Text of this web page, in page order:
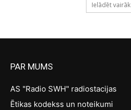
Ielādēt vairāk
PAR MUMS
AS "Radio SWH" radiostacijas
Ētikas kodekss un noteikumi